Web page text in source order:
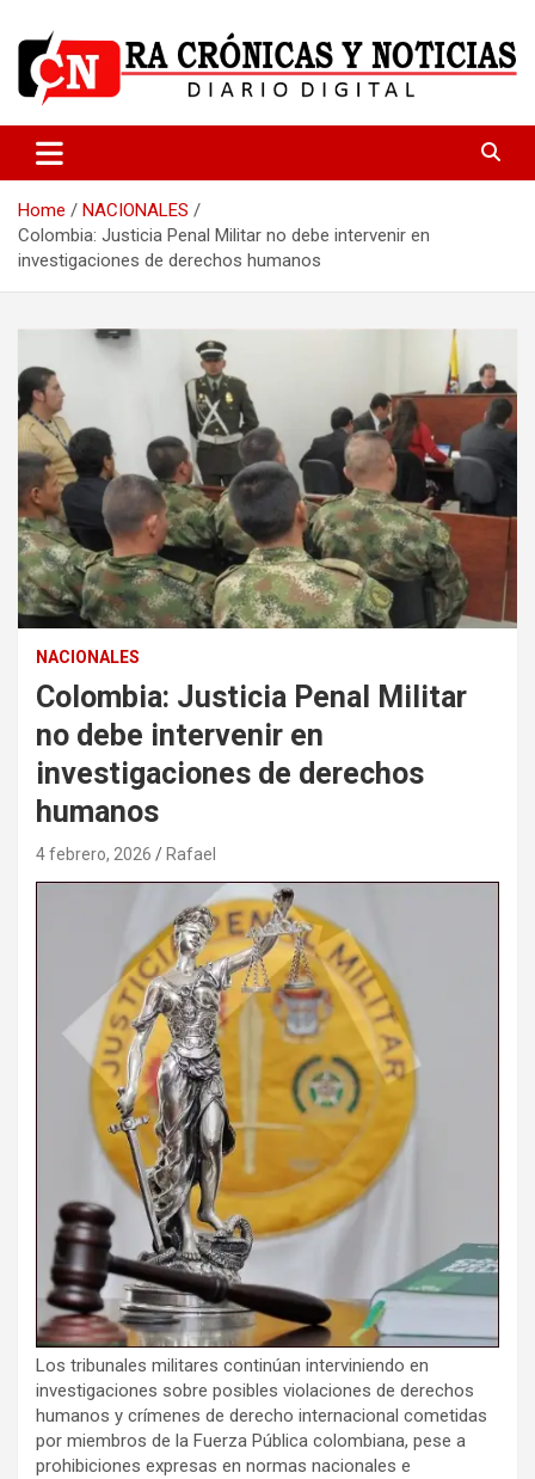
content
R.A Crónicas y Noticias
Home
NACIONALES
Colombia: Justicia Penal Militar no debe intervenir en
investigaciones de derechos humanos
NACIONALES
Colombia: Justicia Penal Militar
no debe intervenir en
investigaciones de derechos
humanos
4 febrero, 2026 Rafael
Los tribunales militares continúan interviniendo en
investigaciones sobre posibles violaciones de derechos
humanos y crímenes de derecho internacional cometidas
por miembros de la Fuerza Pública colombiana, pese a
prohibiciones expresas en normas nacionales e